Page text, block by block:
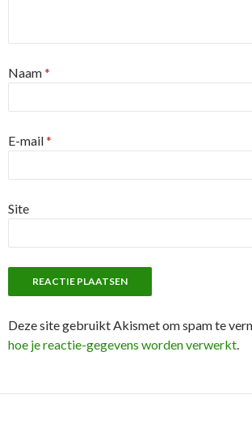
Naam*
E-mail*
Site
Deze site gebruikt Akismet om spam te
hoe je reactie-gegevens worden verwerkt.